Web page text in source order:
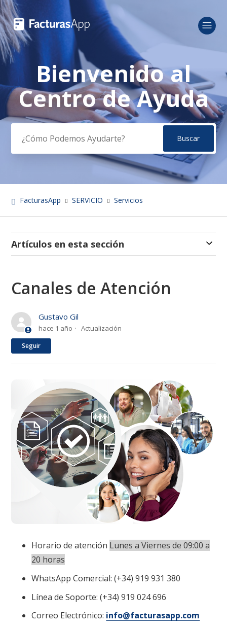
Búsqueda
Bienvenido al
Centro de Ayuda
FacturasApp SERVICIO Servicios
Artículos en esta sección
Canales de Atención
Gustavo Gil
hace 1 año Actualización
Seguir
Horario de atención Lunes a Viernes de 09:00 a
20 horas
WhatsApp Comercial: (+34) 919 931 380
Línea de Soporte: (+34) 919 024 696
Correo Electrónico: info@facturasapp.com